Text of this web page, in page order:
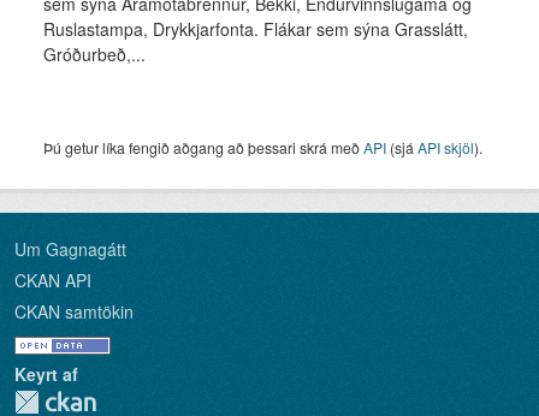
Ruslastampa, Drykkjarfonta. Flákar sem sýna Grasslátt,
Gróðurbeð,...
Þú getur líka fengið aðgang að þessari skrá meðAPI (sjá API skjöl).
Um Gagnagátt
CKAN API
CKAN samtökin
Keyrt af